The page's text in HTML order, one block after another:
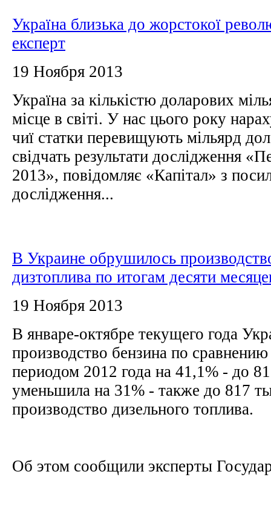
Україна близька до жорстокої
експерт
19 Ноября 2013
Україна за кількістю доларових
місце в світі. У нас цього року
чиї статки перевищують мільярд
свідчать результати дослідження
2013», повідомляє «Капітал» з
дослідження...
В Украине обрушилось
дизтоплива по итогам десяти
19 Ноября 2013
В январе-октябре текущего года
производство бензина по
периодом 2012 года на 41,1% - до
уменьшила на 31% - также до 817
производство дизельного топлива.
Об этом сообщили эксперты